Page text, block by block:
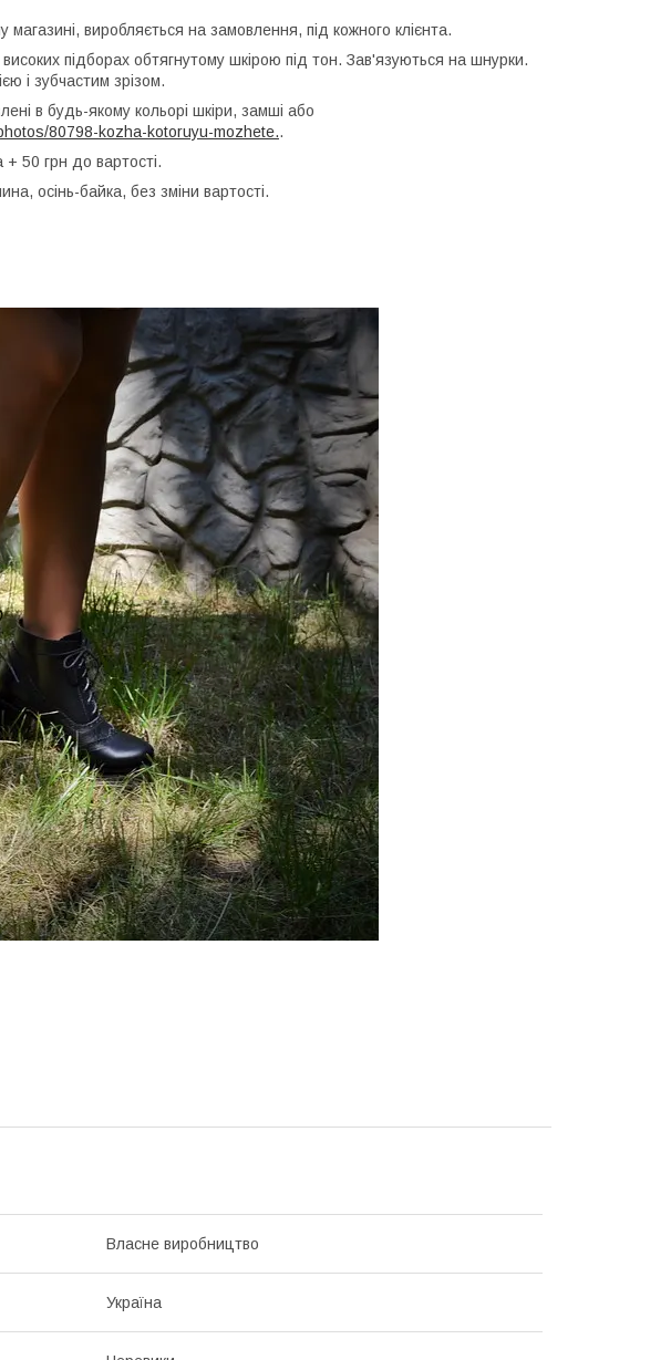
виробляється на замовлення, під кожного клієнта.
підборах обтягнутому шкірою під тон. Зав'язуються на шнурки.
і зубчастим зрізом.
в будь-якому кольорі шкіри, замші або
80798-kozha-kotoruyu-mozhete..
50 грн до вартості.
осінь-байка, без зміни вартості.
Власне виробництво
Україна